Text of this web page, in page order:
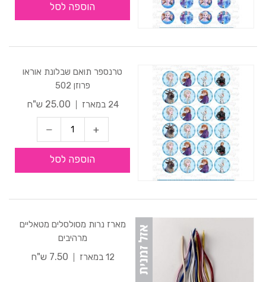
הוספה לסל
טרנספר תואם שבלונת אוראו
פרוזן 502
24 במארז
25.00 ש"ח
הוספה לסל
מארז נרות מסולסלים מטאליים
מרהיבים
12 במארז
7.50 ש"ח